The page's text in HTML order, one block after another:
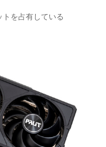
を占有している